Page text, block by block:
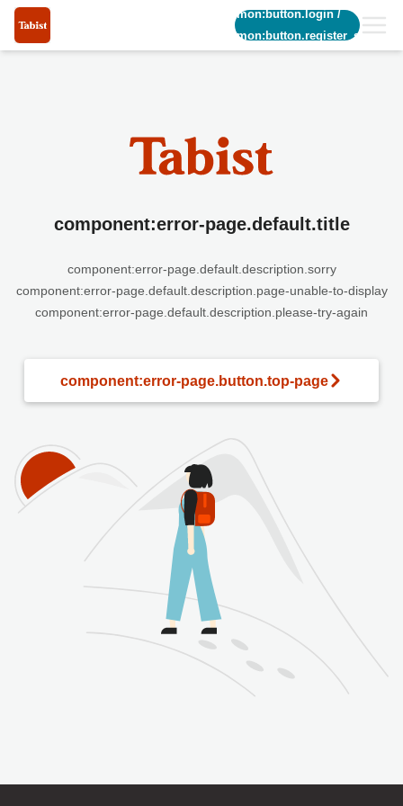
common:button.login/
common:button.register_short
component:error-page.default.title
component:error-page.default.description.sorry
component:error-page.default.description.page-unable-to-display
component:error-page.default.description.please-try-again
component:error-page.button.top-page